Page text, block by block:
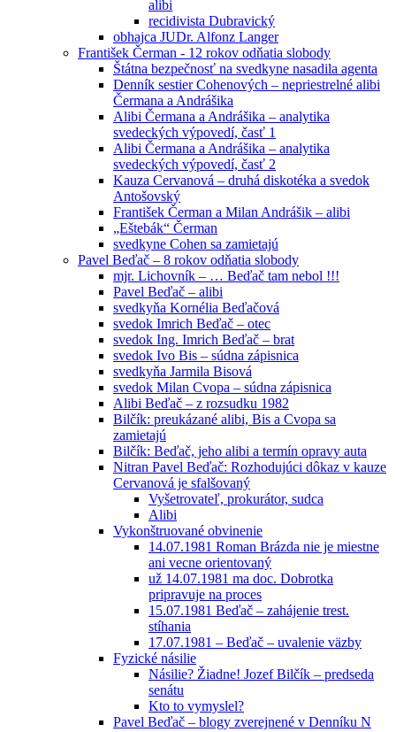
alibi
recidivista Dubravický
obhajca JUDr. Alfonz Langer
František Čerman - 12 rokov odňatia slobody
Štátna bezpečnosť na svedkyne nasadila agenta
Denník sestier Cohenových – nepriestrelné alibi
Čermana a Andrášika
Alibi Čermana a Andrášika – analytika
svedeckých výpovedí, časť 1
Alibi Čermana a Andrášika – analytika
svedeckých výpovedí, časť 2
Kauza Cervanová – druhá diskotéka a svedok
Antošovský
František Čerman a Milan Andrášik – alibi
„Eštebák“ Čerman
svedkyne Cohen sa zamietajú
Pavel Beďač – 8 rokov odňatia slobody
mjr. Lichovník – … Beďač tam nebol !!!
Pavel Beďač – alibi
svedkyňa Kornélia Beďačová
svedok Imrich Beďač – otec
svedok Ing. Imrich Beďač – brat
svedok Ivo Bis – súdna zápisnica
svedkyňa Jarmila Bisová
svedok Milan Cvopa – súdna zápisnica
Alibi Beďač – z rozsudku 1982
Bilčík: preukázané alibi, Bis a Cvopa sa
zamietajú
Bilčík: Beďač, jeho alibi a termín opravy auta
Nitran Pavel Beďač: Rozhodujúci dôkaz v kauze
Cervanová je sfalšovaný
Vyšetrovateľ, prokurátor, sudca
Alibi
Vykonštruované obvinenie
14.07.1981 Roman Brázda nie je miestne
ani vecne orientovaný
už 14.07.1981 ma doc. Dobrotka
pripravuje na proces
15.07.1981 Beďač – zahájenie trest.
stíhania
17.07.1981 – Beďač – uvalenie väzby
Fyzické násilie
Násilie? Žiadne! Jozef Bilčík – predseda
senátu
Kto to vymyslel?
Pavel Beďač – blogy zverejnené v Denníku N